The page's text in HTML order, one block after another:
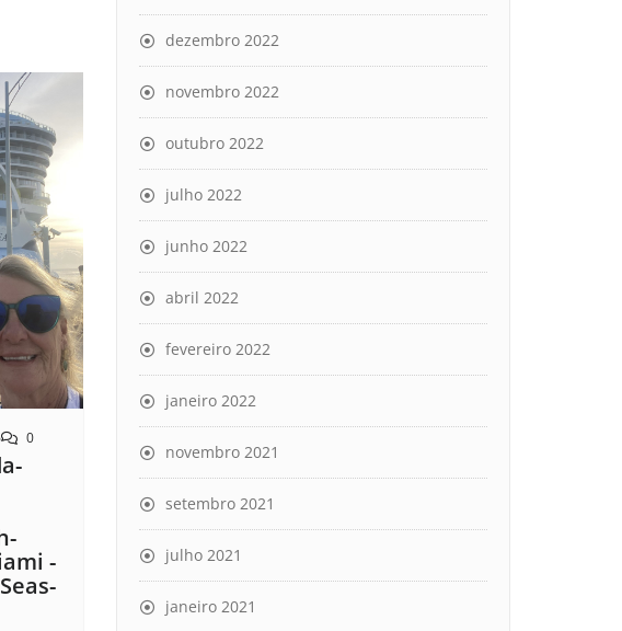
0
-
dezembro 2022
novembro 2022
outubro 2022
julho 2022
junho 2022
abril 2022
fevereiro 2022
janeiro 2022
novembro 2021
setembro 2021
julho 2021
janeiro 2021